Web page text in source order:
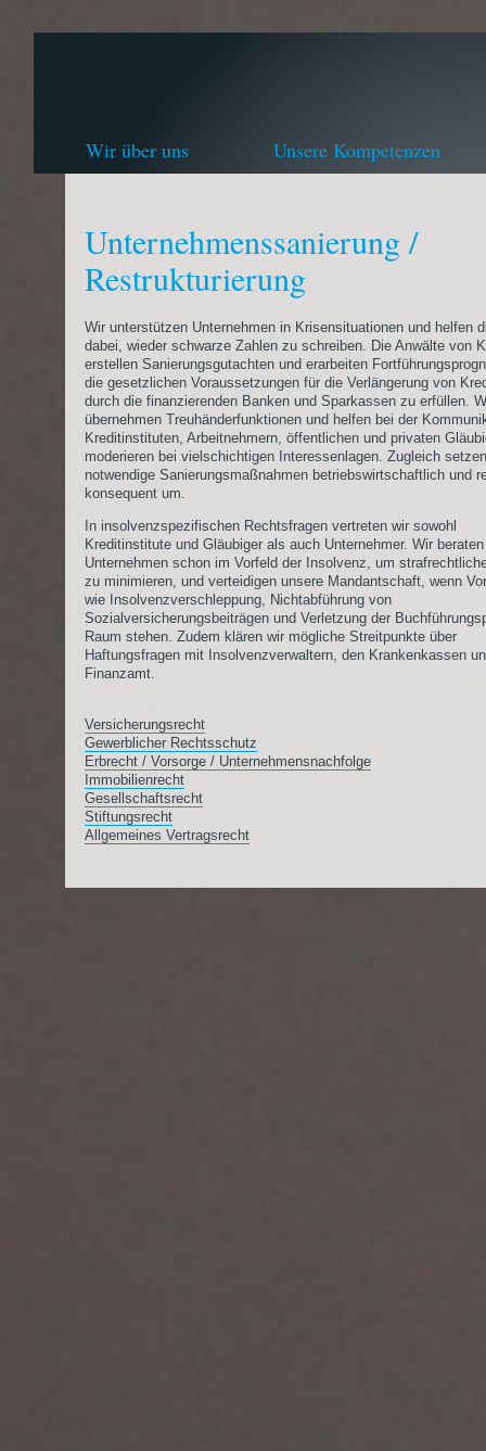
Wir über uns Unsere Kompetenzen
Unternehmenssanierung /
Restrukturierung
Wir unterstützen Unternehmen in Krisensituationen und helfen
dabei, wieder schwarze Zahlen zu schreiben. Die Anwälte von
erstellen Sanierungsgutachten und erarbeiten
die gesetzlichen Voraussetzungen für die Verlängerung von
durch die finanzierenden Banken und Sparkassen zu erfüllen.
übernehmen Treuhänderfunktionen und helfen bei der
Kreditinstituten, Arbeitnehmern, öffentlichen und privaten
moderieren bei vielschichtigen Interessenlagen. Zugleich
notwendige Sanierungsmaßnahmen betriebswirtschaftlich und
konsequent um.
In insolvenzspezifischen Rechtsfragen vertreten wir sowohl
Kreditinstitute und Gläubiger als auch Unternehmer. Wir beraten
Unternehmen schon im Vorfeld der Insolvenz, um
zu minimieren, und verteidigen unsere Mandantschaft, wenn
wie Insolvenzverschleppung, Nichtabführung von
Sozialversicherungsbeiträgen und Verletzung der
Raum stehen. Zudem klären wir mögliche Streitpunkte über
Haftungsfragen mit Insolvenzverwaltern, den Krankenkassen
Finanzamt.
Versicherungsrecht
Gewerblicher Rechtsschutz
Erbrecht / Vorsorge / Unternehmensnachfolge
Immobilienrecht
Gesellschaftsrecht
Stiftungsrecht
Allgemeines Vertragsrecht